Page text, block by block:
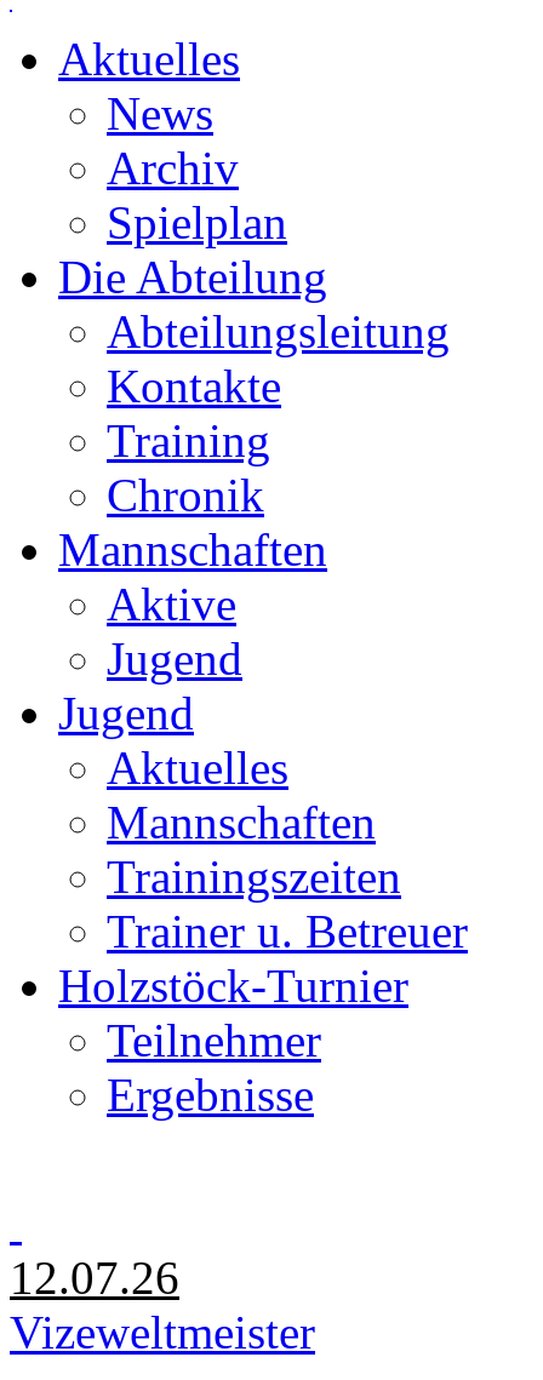
Aktuelles
News
Archiv
Spielplan
Die Abteilung
Abteilungsleitung
Kontakte
Training
Chronik
Mannschaften
Aktive
Jugend
Jugend
Aktuelles
Mannschaften
Trainingszeiten
Trainer u. Betreuer
Holzstöck-Turnier
Teilnehmer
Ergebnisse
12.07.26
Vizeweltmeister